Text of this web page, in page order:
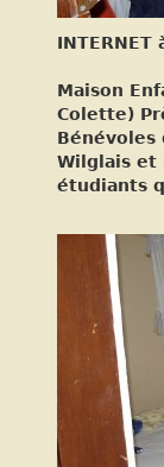
Maison
Colette)
Bénévoles
Wilglais et
étudiants